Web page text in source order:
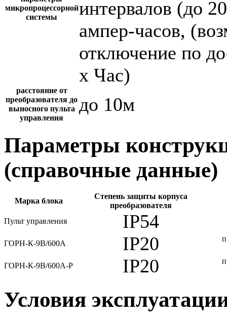
микропроцессорной
системы
интервалов (до
ампер-часов,
отключение по
х Час)
расстояние от
преобразователя до
выносного пульта
управления
до 10м
Параметры
(справочные данные)
Марка блока
Степень защиты корпуса
преобразователя
Пульт управления
IP54
ГОРН-К-9В/600А IP20
ГОРН-К-9В/600А-Р IP20
Условия